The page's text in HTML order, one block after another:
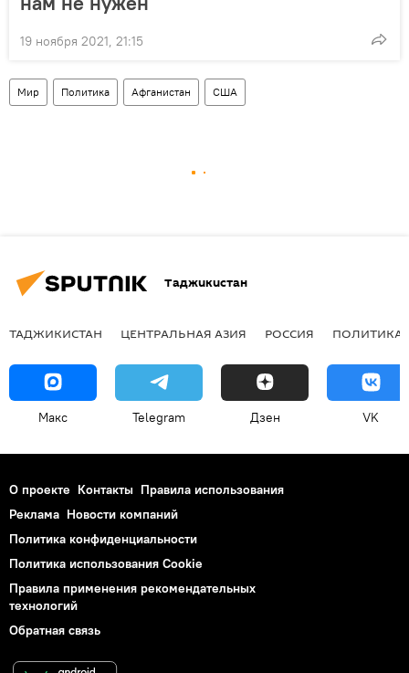
19 ноября 2021, 21:15
Мир Политика Афганистан США
Таджикистан
ТАДЖИКИСТАН ЦЕНТРАЛЬНАЯ АЗИЯ РОССИЯ ПОЛИТИКА
Макс Telegram Дзен VK
О проекте Контакты Правила использования
Реклама Новости компаний
Политика конфиденциальности
Политика использования Cookie
Правила применения рекомендательных
технологий
Обратная связь